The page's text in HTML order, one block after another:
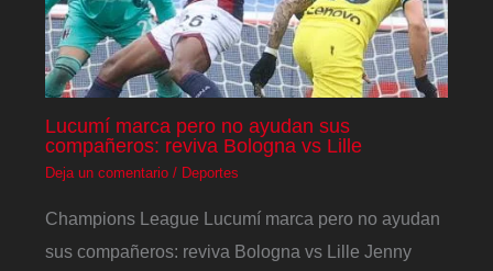
Lucumí marca pero no ayudan sus
compañeros: reviva Bologna vs Lille
Deja un comentario / Deportes
Champions League Lucumí marca pero no ayudan
sus compañeros: reviva Bologna vs Lille Jenny